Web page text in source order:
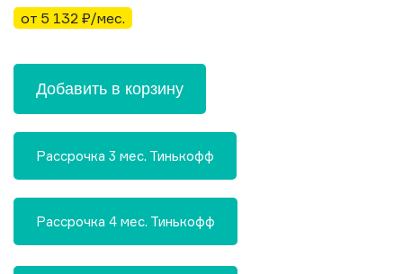
от 5 132 ₽/мес.
Добавить в корзину
Рассрочка 3 мес. Тинькофф
Рассрочка 4 мес. Тинькофф